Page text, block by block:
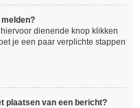
dienende knop klikken
je een paar verplichte stappen
plaatsen van een bericht?